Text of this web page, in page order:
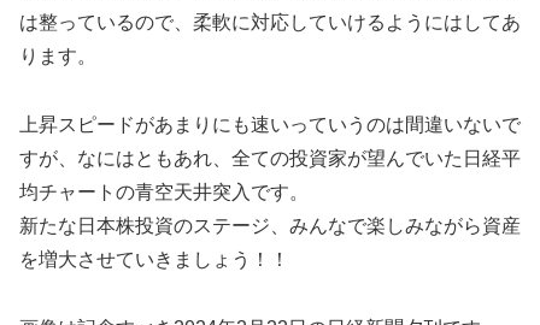
は整っているので、柔軟に対応していけるようにはしてあ
ります。
上昇スピードがあまりにも速いっていうのは間違いないで
すが、なにはともあれ、全ての投資家が望んでいた日経平
均チャートの青空天井突入です。
新たな日本株投資のステージ、みんなで楽しみながら資産
を増大させていきましょう！！